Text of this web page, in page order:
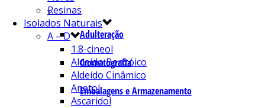
Adulteração
Cromatografia
Embalagens e Armazenamento
Resinas
Isolados Naturais
A – D
1.8-cineol
Aldeído Benzóico
Aldeído Cinâmico
Anetol
Ascaridol